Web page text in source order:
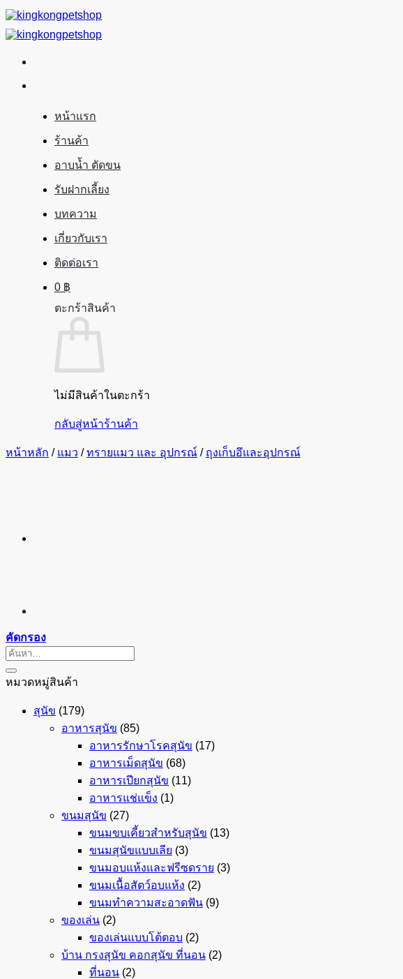
ข้าม
ไป
เนื้อหา
หน้าแรก
ร้านค้า
อาบน้ำ ตัดขน
รับฝากเลี้ยง
บทความ
เกี่ยวกับเรา
ติดต่อเรา
0 ฿
ตะกร้าสินค้า
ไม่มีสินค้าในตะกร้า
กลับสู่หน้าร้านค้า
หน้าหลัก / แมว / ทรายแมว และ อุปกรณ์ / ถุงเก็บอึและอุปกรณ์
คัดกรอง
ค้นหา:
หมวดหมู่สินค้า
สุนัข (179)
อาหารสุนัข (85)
อาหารรักษาโรคสุนัข (17)
อาหารเม็ดสุนัข (68)
อาหารเปียกสุนัข (11)
อาหารแช่แข็ง (1)
ขนมสุนัข (27)
ขนมขบเคี้ยวสำหรับสุนัข (13)
ขนมสุนัขแบบเลีย (3)
ขนมอบแห้งและฟรีซดราย (3)
ขนมเนื้อสัตว์อบแห้ง (2)
ขนมทำความสะอาดฟัน (9)
ของเล่น (2)
ของเล่นแบบโต้ตอบ (2)
บ้าน กรงสุนัข คอกสุนัข ที่นอน (2)
ที่นอน (2)